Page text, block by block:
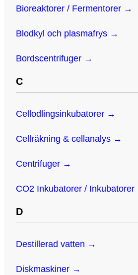
Bioreaktorer / Fermentorer →
Blodkyl och plasmafrys →
Bordscentrifuger →
C
Cellodlingsinkubatorer →
Cellräkning & cellanalys →
Centrifuger →
CO2 Inkubatorer /
D
Destillerad vatten →
Diskmaskiner →